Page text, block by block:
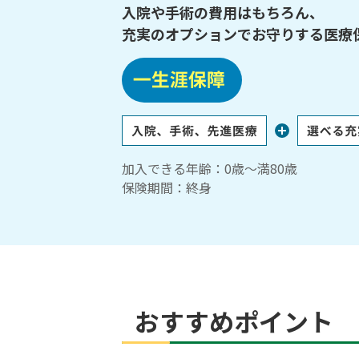
入院や手術の費用はもちろん、
充実のオプションでお守りする医療
加入できる年齢：0歳～満80歳
保険期間：終身
おすすめポイント